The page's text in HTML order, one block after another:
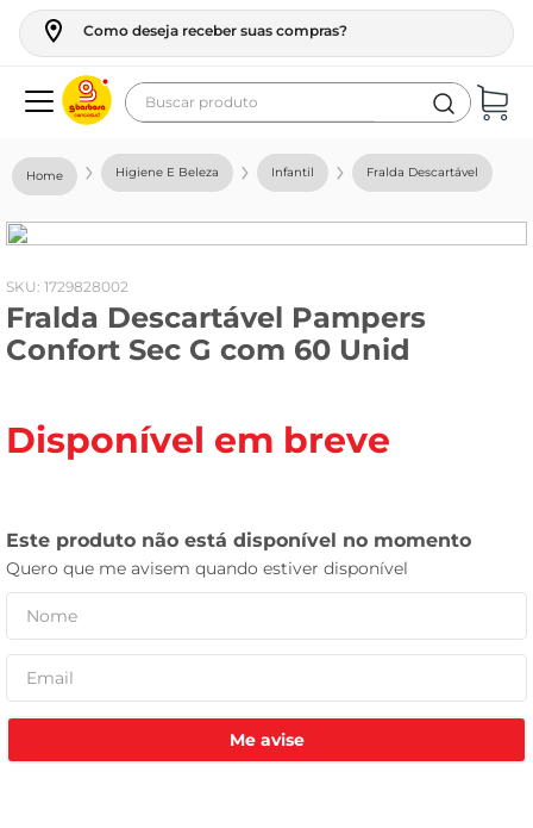
Como deseja receber suas compras?
Buscar produto
Higiene E Beleza Infantil Fralda Descartável
: 1729828002
Fralda Descartável Pampers
Confort Sec G com 60 Unid
Disponível em breve
Me avise
geladeira
fogao
café
cerveja
leite
celular